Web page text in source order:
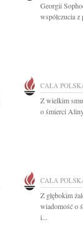
Georgii
współczucia
CAŁA
Z wielkim
o śmierci
CAŁA
Z głębokim
wiadomość o
i...